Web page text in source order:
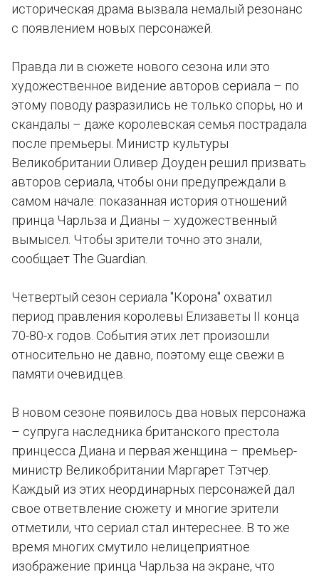
историческая драма вызвала немалый резонанс
с появлением новых персонажей.
Правда ли в сюжете нового сезона или это
художественное видение авторов сериала – по
этому поводу разразились не только споры, но и
скандалы – даже королевская семья пострадала
после премьеры. Министр культуры
Великобритании Оливер Доуден решил призвать
авторов сериала, чтобы они предупреждали в
самом начале: показанная история отношений
принца Чарльза и Дианы – художественный
вымысел. Чтобы зрители точно это знали,
сообщает The Guardian.
Четвертый сезон сериала "Корона" охватил
период правления королевы Елизаветы II конца
70-80-х годов. События этих лет произошли
относительно не давно, поэтому еще свежи в
памяти очевидцев.
В новом сезоне появилось два новых персонажа
– супруга наследника британского престола
принцесса Диана и первая женщина – премьер-
министр Великобритании Маргарет Тэтчер.
Каждый из этих неординарных персонажей дал
свое ответвление сюжету и многие зрители
отметили, что сериал стал интереснее. В то же
время многих смутило нелицеприятное
изображение принца Чарльза на экране, что